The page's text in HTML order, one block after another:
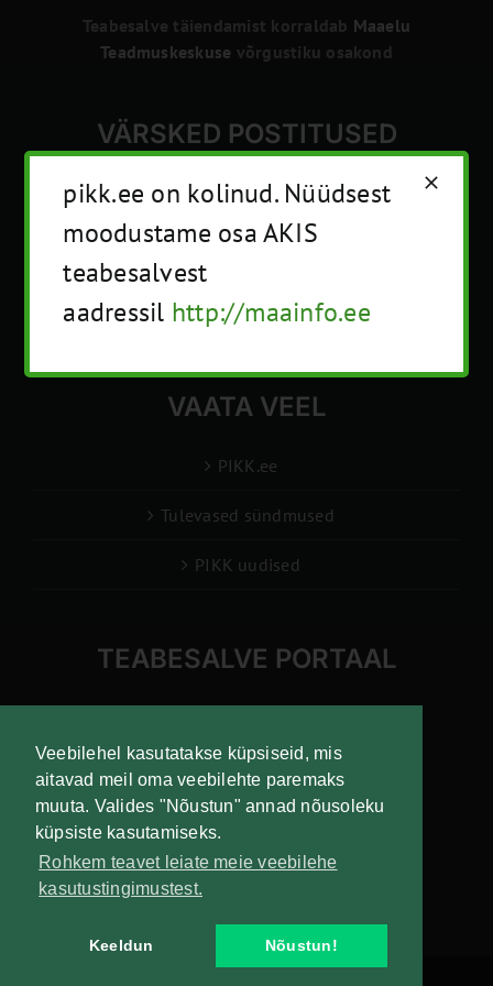
Veebilehel kasutatakse küpsiseid, mis
aitavad meil oma veebilehte paremaks
muuta. Valides "Nõustun" annad nõusoleku
küpsiste kasutamiseks.
Rohkem teavet leiate meie veebilehe
kasutustingimustest.
Keeldun Nõustun!
Teabesalve täiendamist korraldab Maaelu
Teadmuskeskuse võrgustiku osakond
VÄRSKED POSTITUSED
Mahemajandus
Megatrendid ja seire
Nõuded: Hooldus (HPK8)
Sotsiaalne tingimuslikkus
Alkoholi käitlemine
Nõuded: Muld ja süsinik
VAATA VEEL
PIKK.ee
Tulevased sündmused
PIKK uudised
TEABESALVE PORTAAL
Liitu uudiskirjaga!
pikk.ee on kolinud. Nüüdsest
moodustame osa AKIS
teabesalvest
aadressil http://maainfo.ee